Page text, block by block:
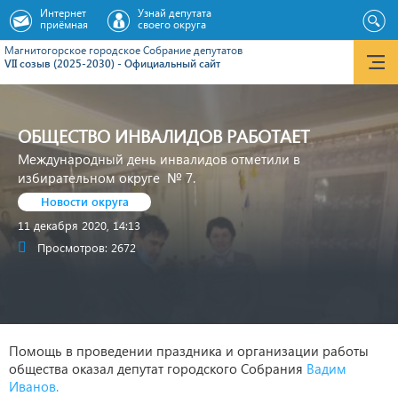
Магнитогорское городское Cобрание депутатов
VII созыв (2025-2030) - Официальный сайт
Интернет
приёмная
Узнай депутата
своего округа
ОБЩЕСТВО ИНВАЛИДОВ РАБОТАЕТ
Международный день инвалидов отметили в
избирательном округе № 7.
Новости округа
11 декабря 2020, 14:13
Просмотров: 2672
Помощь в проведении праздника и организации работы
общества оказал депутат городского Собрания Вадим
Иванов.